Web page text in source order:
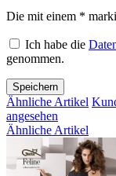
Die mit einem *
Ich habe die
genommen.
Speichern
Ähnliche Artikel
angesehen
Ähnliche Artikel